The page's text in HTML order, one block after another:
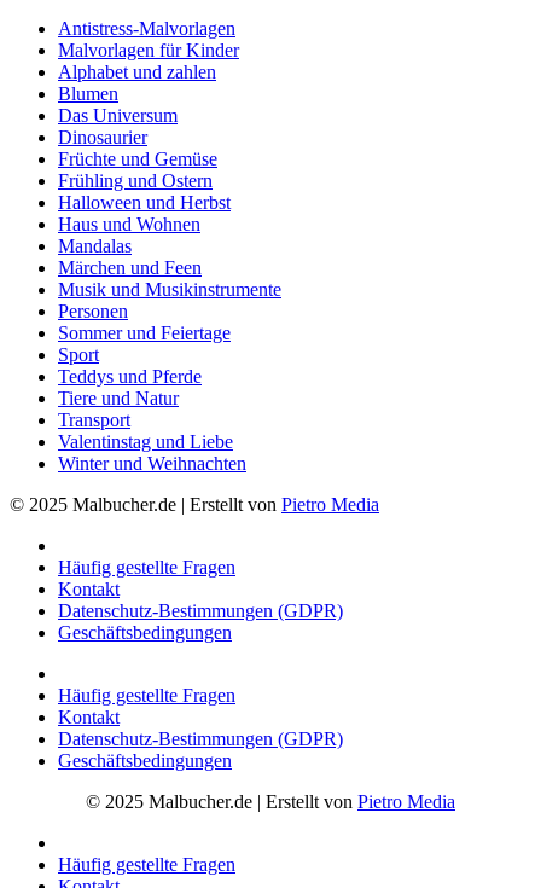
Antistress-Malvorlagen
Malvorlagen für Kinder
Alphabet und zahlen
Blumen
Das Universum
Dinosaurier
Früchte und Gemüse
Frühling und Ostern
Halloween und Herbst
Haus und Wohnen
Mandalas
Märchen und Feen
Musik und Musikinstrumente
Personen
Sommer und Feiertage
Sport
Teddys und Pferde
Tiere und Natur
Transport
Valentinstag und Liebe
Winter und Weihnachten
© 2025 Malbucher.de | Erstellt von Pietro Media
Häufig gestellte Fragen
Kontakt
Datenschutz-Bestimmungen (GDPR)
Geschäftsbedingungen
Häufig gestellte Fragen
Kontakt
Datenschutz-Bestimmungen (GDPR)
Geschäftsbedingungen
© 2025 Malbucher.de | Erstellt von Pietro Media
Häufig gestellte Fragen